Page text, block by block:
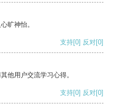
旷神怡。
支持[0] 反对[0]
他用户交流学习心得。
支持[0] 反对[0]